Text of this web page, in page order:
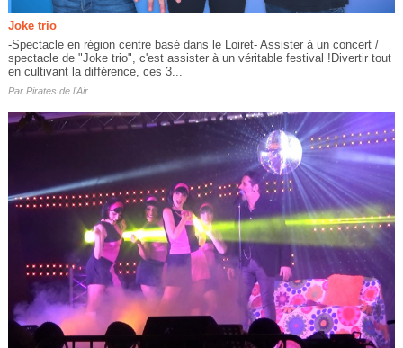
Joke trio
-Spectacle en région centre basé dans le Loiret- Assister à un concert /
spectacle de "Joke trio", c'est assister à un véritable festival !Divertir tout
en cultivant la différence, ces 3...
Par Pirates de l'Air